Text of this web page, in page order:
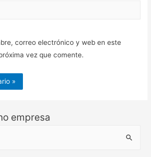
correo electrónico y web en este
vez que comente.
empresa